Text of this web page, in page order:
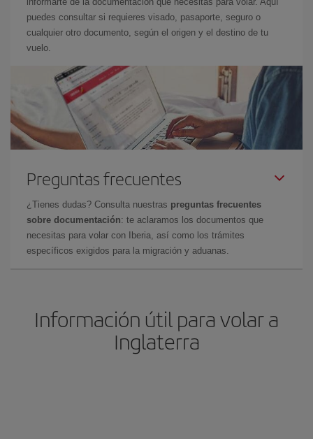
puedes consultar si requieres visado, pasaporte, seguro o
cualquier otro documento, según el origen y el destino de tu
vuelo.
Preguntas frecuentes
¿Tienes dudas? Consulta nuestras preguntas frecuentes
sobre documentación: te aclaramos los documentos que
necesitas para volar con Iberia, así como los trámites
específicos exigidos para la migración y aduanas.
Información útil para volar a
Inglaterra